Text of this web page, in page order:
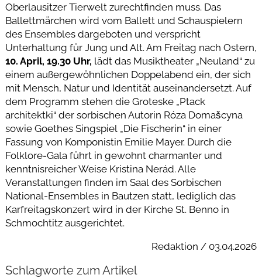
Oberlausitzer Tierwelt zurechtfinden muss. Das
Ballettmärchen wird vom Ballett und Schauspielern
des Ensembles dargeboten und verspricht
Unterhaltung für Jung und Alt. Am Freitag nach Ostern,
10. April, 19.30 Uhr, lädt das Musiktheater „Neuland“ zu
einem außergewöhnlichen Doppelabend ein, der sich
mit Mensch, Natur und Identität auseinandersetzt. Auf
dem Programm stehen die Groteske „Ptack
architektki“ der sorbischen Autorin Róza Domašcyna
sowie Goethes Singspiel „Die Fischerin“ in einer
Fassung von Komponistin Emilie Mayer. Durch die
Folklore-Gala führt in gewohnt charmanter und
kenntnisreicher Weise Kristina Nerád. Alle
Veranstaltungen finden im Saal des Sorbischen
National-Ensembles in Bautzen statt, lediglich das
Karfreitagskonzert wird in der Kirche St. Benno in
Schmochtitz ausgerichtet.
Redaktion / 03.04.2026
Schlagworte zum Artikel